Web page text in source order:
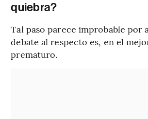
quiebra?
Tal paso parece improbable por
debate al respecto es, en el
prematuro.